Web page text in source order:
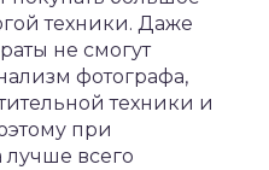
техники. Даже
не смогут
фотографа,
техники и
при
всего